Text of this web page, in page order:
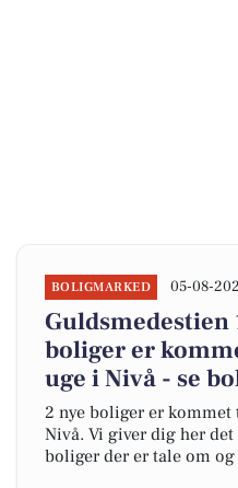
BOLIGMARKED 05-08-
Guldsmedestien
boliger er
uge i Nivå - se
2 nye boliger er kommet
Nivå. Vi giver dig her
boliger der er tale om og